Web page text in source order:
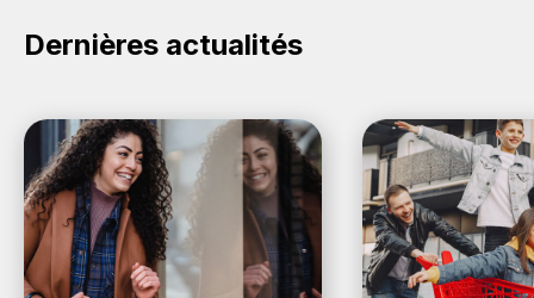
Dernières actualités